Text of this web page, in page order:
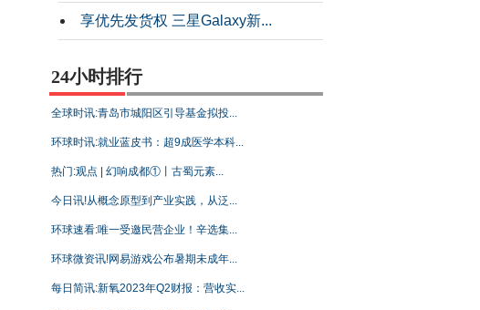
享优先发货权 三星Galaxy新...
24小时排行
全球时讯:青岛市城阳区引导基金拟投...
环球时讯:就业蓝皮书：超9成医学本科...
热门:观点 | 幻响成都①丨古蜀元素...
今日讯!从概念原型到产业实践，从泛...
环球速看:唯一受邀民营企业！辛选集...
环球微资讯!网易游戏公布暑期未成年...
每日简讯:新氧2023年Q2财报：营收实...